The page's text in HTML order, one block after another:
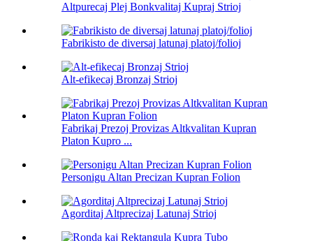
Altpurecaj Plej Bonkvalitaj Kupraj Strioj
Fabrikisto de diversaj latunaj platoj/folioj
Alt-efikecaj Bronzaj Strioj
Fabrikaj Prezoj Provizas Altkvalitan Kupran
Platon Kupro ...
Personigu Altan Precizan Kupran Folion
Agorditaj Altprecizaj Latunaj Strioj